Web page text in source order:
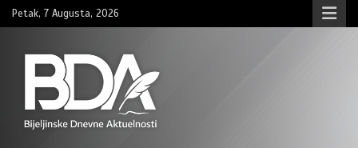
Skip
to
Petak, 7 Augusta, 2026